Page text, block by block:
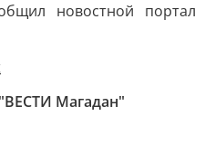
новостной портал
Магадан"